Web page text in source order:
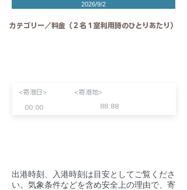
<寄港日>
00:00 88:88
<寄港地>
2026/9/2
カテゴリー／料金（２名１室利用時のひとりあたり）
​出港時刻、入港時刻は目安としてご覧くださ
い。気象条件などを含め安全上の理由で、寄